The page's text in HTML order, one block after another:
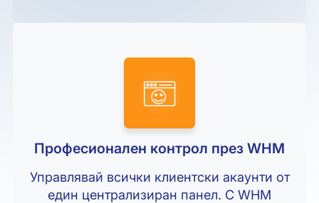
Професионален контрол през WHM
Управлявай всички клиентски акаунти от
един централизиран панел. С WHM